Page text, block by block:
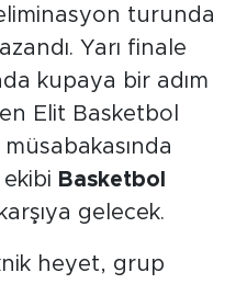
eliminasyon turunda
Yarı finale
kupaya bir adım
Elit Basketbol
Basketbol
gelecek.
heyet, grup